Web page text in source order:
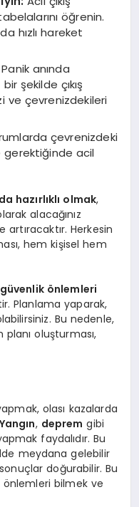
öğrenin.
hızlı hareket
Panik anında
şekilde çıkış
ve çevrenizdekileri
çevrenizdeki
gerektiğinde acil
hazırlıklı olmak,
alacağınız
Herkesin
hem kişisel hem
önlemleri
Planlama yaparak,
Bu nedenle,
oluşturması,
olası kazalarda
Yangın, deprem gibi
faydalıdır. Bu
meydana gelebilir
doğurabilir. Bu
önlemleri bilmek ve